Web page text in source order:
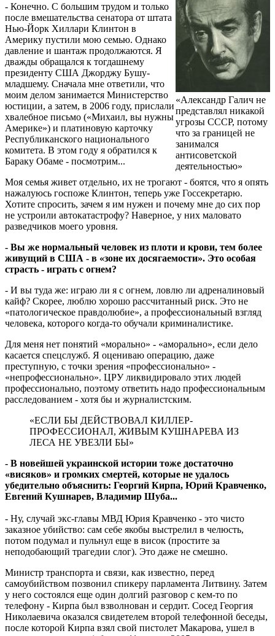
«Александр Галич не
представлял никакой
угрозы СССР, потому
что за границей не
занимался
антисоветской
деятельностью»
- Конечно. С большим трудом и только
после вмешательства сенатора от штата
Нью-Йорк Хиллари Клинтон в
Америку пустили мою семью. Однако
давление и шантаж продолжаются. Я
дважды обращался к тогдашнему
президенту США Джорджу Бушу-
младшему. Сначала мне ответили, что
моим делом занимается Министерство
юстиции, а затем, в 2006 году, прислали
хвалебное письмо («Михаил, вы нужны
Америке») и платиновую карточку
Республиканского национального
комитета. В этом году я обратился к
Бараку Обаме - посмотрим...
Моя семья живет отдельно, их не трогают - боятся, что я опять
нажалуюсь госпоже Клинтон, теперь уже Госсекретарю.
Хотите спросить, зачем я им нужен и почему мне до сих пор
не устроили автокатастрофу? Наверное, у них маловато
разведчиков моего уровня.
- Вы же нормальный человек из плоти и крови, тем более
живущий в США - в «зоне их досягаемости». Это особая
страсть - играть с огнем?
- И вы туда же: играю ли я с огнем, ловлю ли адреналиновый
кайф? Скорее, люблю хорошо рассчитанный риск. Это не
«патологическое правдолюбие», а профессиональный взгляд
человека, которого когда-то обучали криминалистике.
Для меня нет понятий «морально» - «аморально», если дело
касается спецслужб. Я оцениваю операцию, даже
преступную, с точки зрения «профессионально» -
«непрофессионально». ЦРУ ликвидировало этих людей
профессионально, поэтому ответить надо профессиональным
расследованием - хотя бы и журналистским.
«ЕСЛИ БЫ ДЕЙСТВОВАЛ КИЛЛЕР-
ПРОФЕССИОНАЛ, ЖИВЫМ КУШНАРЕВА ИЗ
ЛЕСА НЕ УВЕЗЛИ БЫ»
- В новейшей украинской истории тоже достаточно
«висяков» и громких смертей, которые не удалось
убедительно объяснить: Георгий Кирпа, Юрий Кравченко,
Евгений Кушнарев, Владимир Шуба...
- Ну, случай экс-главы МВД Юрия Кравченко - это чисто
заказное убийство: сам себе якобы выстрелил в челюсть,
потом подумал и пульнул еще в висок (простите за
неподобающий трагедии слог). Это даже не смешно.
Министр транспорта и связи, как известно, перед
самоубийством позвонил спикеру парламента Литвину. Затем
у него состоялся еще один долгий разговор с кем-то по
телефону - Кирпа был взволнован и сердит. Сосед Георгия
Николаевича оказался свидетелем второй телефонной беседы,
после которой Кирпа взял свой пистолет Макарова, ушел в